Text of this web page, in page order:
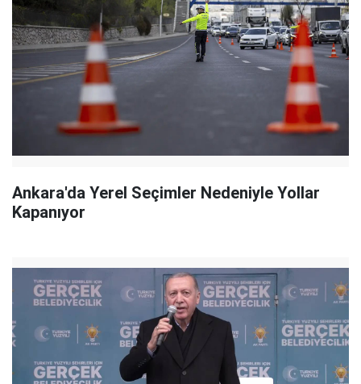
Ankara'da Yerel Seçimler Nedeniyle Yollar
Kapanıyor